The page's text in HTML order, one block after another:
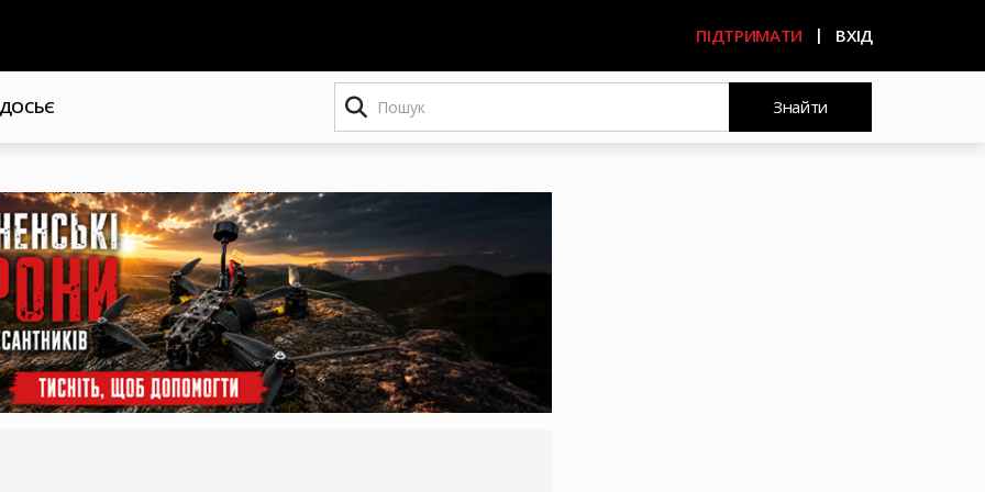
ПІДТРИМАТИ ВХІД
ДОСЬЄ
Пошук
Знайти